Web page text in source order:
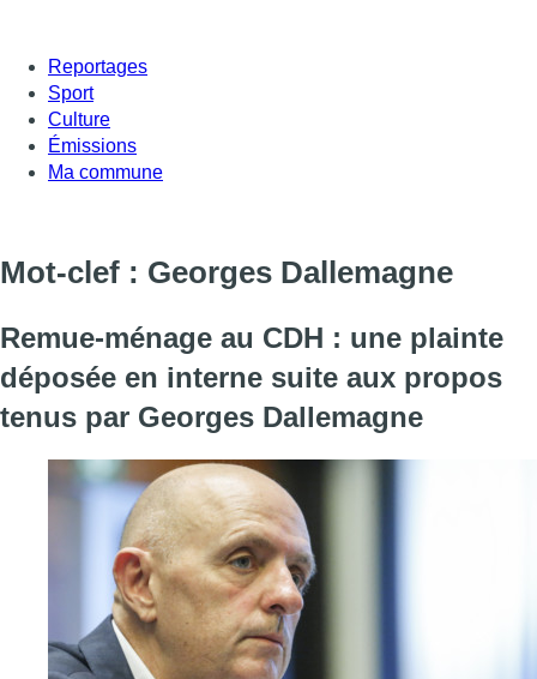
Reportages
Sport
Culture
Émissions
Ma commune
Mot-clef : Georges Dallemagne
Remue-ménage au CDH : une plainte
déposée en interne suite aux propos
tenus par Georges Dallemagne